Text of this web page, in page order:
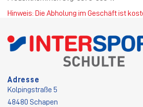
Hinweis: Die Abholung im Geschäft ist
Adresse
Kolpingstraße 5
48480 Schapen